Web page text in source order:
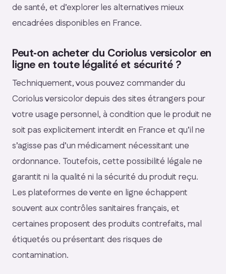
de santé, et d’explorer les alternatives mieux
encadrées disponibles en France.
Peut‑on acheter du Coriolus versicolor en
ligne en toute légalité et sécurité ?
Techniquement, vous pouvez commander du
Coriolus versicolor depuis des sites étrangers pour
votre usage personnel, à condition que le produit ne
soit pas explicitement interdit en France et qu’il ne
s’agisse pas d’un médicament nécessitant une
ordonnance. Toutefois, cette possibilité légale ne
garantit ni la qualité ni la sécurité du produit reçu.
Les plateformes de vente en ligne échappent
souvent aux contrôles sanitaires français, et
certaines proposent des produits contrefaits, mal
étiquetés ou présentant des risques de
contamination.